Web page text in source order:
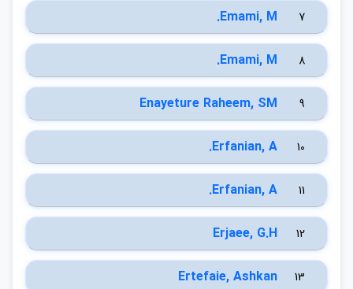
7
Emami, M.
8
Emami, M.
9
Enayeture Raheem, SM
10
Erfanian, A.
11
Erfanian, A.
12
Erjaee, G.H
13
Ertefaie, Ashkan